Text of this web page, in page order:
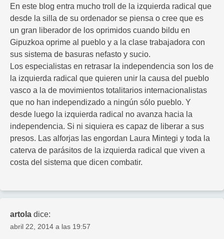
En este blog entra mucho troll de la izquierda radical que
desde la silla de su ordenador se piensa o cree que es
un gran liberador de los oprimidos cuando bildu en
Gipuzkoa oprime al pueblo y a la clase trabajadora con
sus sistema de basuras nefasto y sucio.
Los especialistas en retrasar la independencia son los de
la izquierda radical que quieren unir la causa del pueblo
vasco a la de movimientos totalitarios internacionalistas
que no han independizado a ningún sólo pueblo. Y
desde luego la izquierda radical no avanza hacia la
independencia. Si ni siquiera es capaz de liberar a sus
presos. Las alforjas las engordan Laura Mintegi y toda la
caterva de parásitos de la izquierda radical que viven a
costa del sistema que dicen combatir.
artola dice:
abril 22, 2014 a las 19:57